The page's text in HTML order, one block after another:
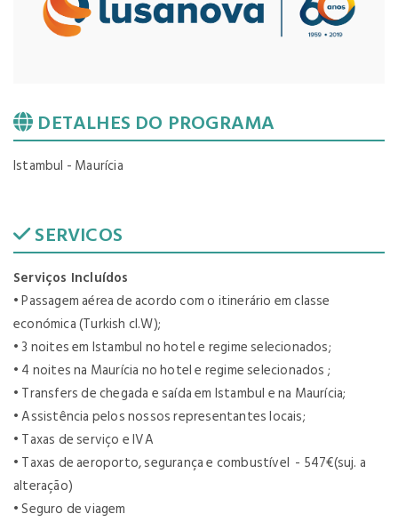
DETALHES DO PROGRAMA
Istambul - Maurícia
SERVICOS
Serviços Incluídos
• Passagem aérea de acordo com o itinerário em classe
económica (Turkish cl.W);
• 3 noites em Istambul no hotel e regime selecionados;
• 4 noites na Maurícia no hotel e regime selecionados ;
• Transfers de chegada e saída em Istambul e na Maurícia;
• Assistência pelos nossos representantes locais;
• Taxas de serviço e IVA
• Taxas de aeroporto, segurança e combustível - 547€(suj. a
alteração)
• Seguro de viagem